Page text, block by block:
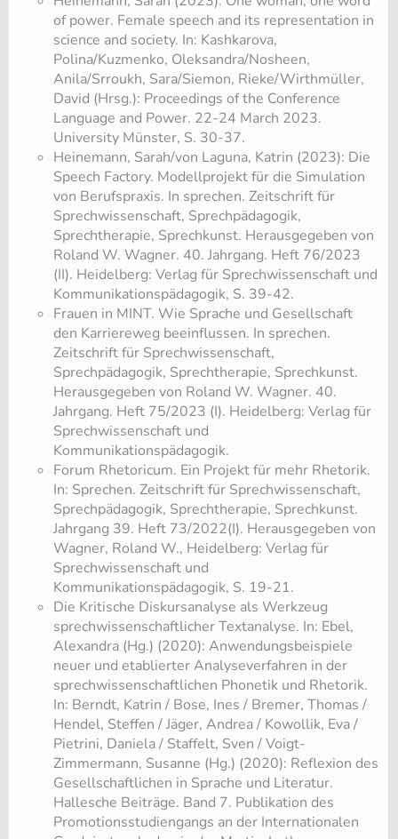
of power. Female speech and its representation in
science and society. In: Kashkarova,
Polina/Kuzmenko, Oleksandra/Nosheen,
Anila/Srroukh, Sara/Siemon, Rieke/Wirthmüller,
David (Hrsg.): Proceedings of the Conference
Language and Power. 22-24 March 2023.
University Münster, S. 30-37.
Heinemann, Sarah/von Laguna, Katrin (2023): Die
Speech Factory. Modellprojekt für die Simulation
von Berufspraxis. In sprechen. Zeitschrift für
Sprechwissenschaft, Sprechpädagogik,
Sprechtherapie, Sprechkunst. Herausgegeben von
Roland W. Wagner. 40. Jahrgang. Heft 76/2023
(II). Heidelberg: Verlag für Sprechwissenschaft und
Kommunikationspädagogik, S. 39-42.
Frauen in MINT. Wie Sprache und Gesellschaft
den Karriereweg beeinflussen. In sprechen.
Zeitschrift für Sprechwissenschaft,
Sprechpädagogik, Sprechtherapie, Sprechkunst.
Herausgegeben von Roland W. Wagner. 40.
Jahrgang. Heft 75/2023 (I). Heidelberg: Verlag für
Sprechwissenschaft und
Kommunikationspädagogik.
Forum Rhetoricum. Ein Projekt für mehr Rhetorik.
In: Sprechen. Zeitschrift für Sprechwissenschaft,
Sprechpädagogik, Sprechtherapie, Sprechkunst.
Jahrgang 39. Heft 73/2022(I). Herausgegeben von
Wagner, Roland W., Heidelberg: Verlag für
Sprechwissenschaft und
Kommunikationspädagogik, S. 19-21.
Die Kritische Diskursanalyse als Werkzeug
sprechwissenschaftlicher Textanalyse. In: Ebel,
Alexandra (Hg.) (2020): Anwendungsbeispiele
neuer und etablierter Analyseverfahren in der
sprechwissenschaftlichen Phonetik und Rhetorik.
In: Berndt, Katrin / Bose, Ines / Bremer, Thomas /
Hendel, Steffen / Jäger, Andrea / Kowollik, Eva /
Pietrini, Daniela / Staffelt, Sven / Voigt-
Zimmermann, Susanne (Hg.) (2020): Reflexion des
Gesellschaftlichen in Sprache und Literatur.
Hallesche Beiträge. Band 7. Publikation des
Promotionsstudiengangs an der Internationalen